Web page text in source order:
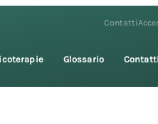
Contatti
Glossario Contatti